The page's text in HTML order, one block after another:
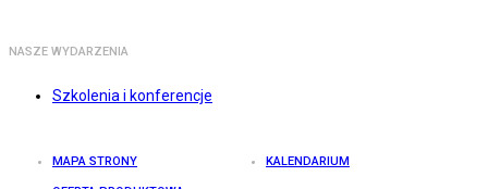
NASZE WYDARZENIA
Szkolenia i konferencje
MAPA STRONY KALENDARIUM